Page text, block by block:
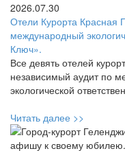
2026.07.30
Отели Курорта Красная
международный
Ключ».
Все девять отелей
независимый аудит по
экологической
Читать далее >>